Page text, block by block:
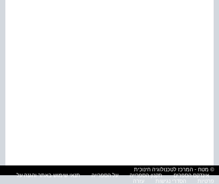
© מטח - המרכז לטכנולוגיה חינוכית
אינדקס הספרים
תקנון הספרייה על הספרייה
תנאי שימוש באתר והגנה על
פרטיות
הסדרי נגישות עזרה